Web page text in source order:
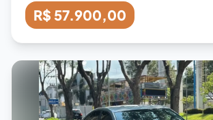
R$ 57.900,00